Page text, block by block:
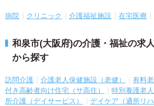
病院 クリニック 介護福祉施設 在宅医療
和泉市(大阪府)の介護・福祉の求
から探す
訪問介護 介護老人保健施設（老健） 有料
付き高齢者向け住宅（サ高住）
特別養護老
所介護（デイサービス）
デイケア（通所リハ